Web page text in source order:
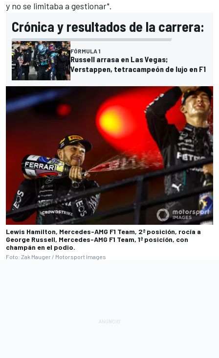
y no se limitaba a gestionar".
Crónica y resultados de la carrera:
FÓRMULA 1
Russell arrasa en Las Vegas;
Verstappen, tetracampeón de lujo en F1
Lewis Hamilton, Mercedes-AMG F1 Team, 2ª posición, rocía a
George Russell, Mercedes-AMG F1 Team, 1ª posición, con
champán en el podio.
Foto: Zak Mauger / Motorsport Images